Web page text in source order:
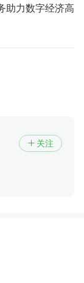
助力数字经济高
 关注